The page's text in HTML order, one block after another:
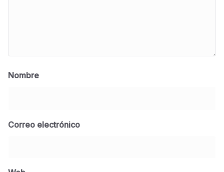
Nombre
Correo electrónico